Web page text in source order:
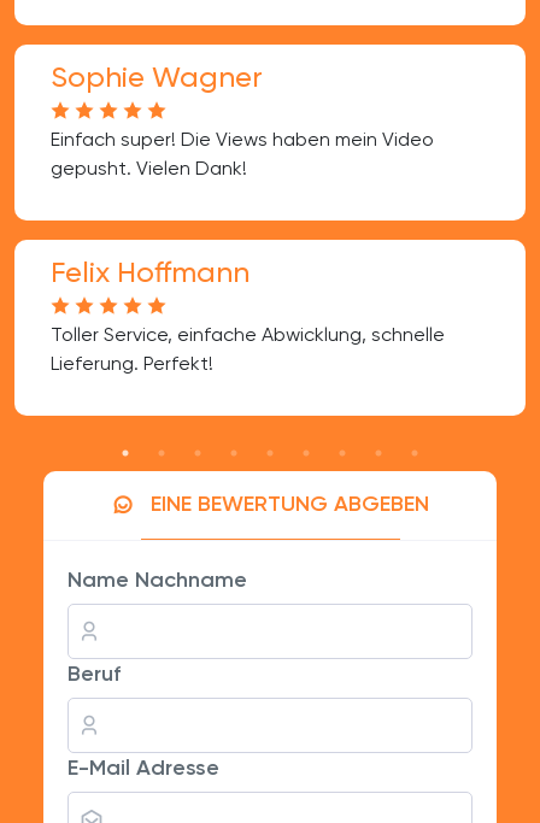
Sophie Wagner
Einfach super! Die Views haben mein Video
gepusht. Vielen Dank!
Felix Hoffmann
Toller Service, einfache Abwicklung, schnelle
Lieferung. Perfekt!
EINE BEWERTUNG ABGEBEN
Name Nachname
Beruf
E-Mail Adresse